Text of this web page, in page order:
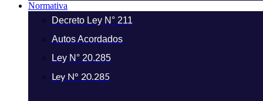
Normativa
Decreto Ley N° 211
Autos Acordados
Ley N° 20.285
Ley N° 20.285